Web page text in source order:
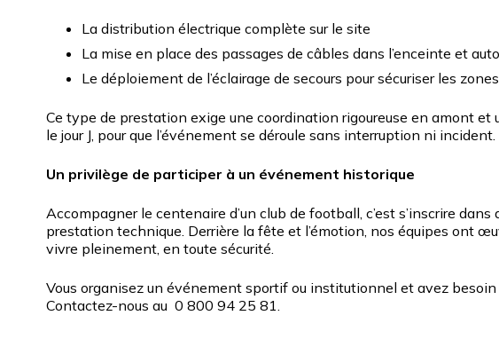
La distribution électrique complète sur le site
La mise en place des passages de câbles dans l’enceinte et
Le déploiement de l’éclairage de secours pour sécuriser les
Ce type de prestation exige une coordination rigoureuse en amont et
le jour J, pour que l’événement se déroule sans interruption ni incident.
Un privilège de participer à un événement historique
Accompagner le centenaire d’un club de football, c’est s’inscrire
prestation technique. Derrière la fête et l’émotion, nos équipes ont
vivre pleinement, en toute sécurité.
Vous organisez un événement sportif ou institutionnel et avez besoin
Contactez-nous au 0 800 94 25 81.